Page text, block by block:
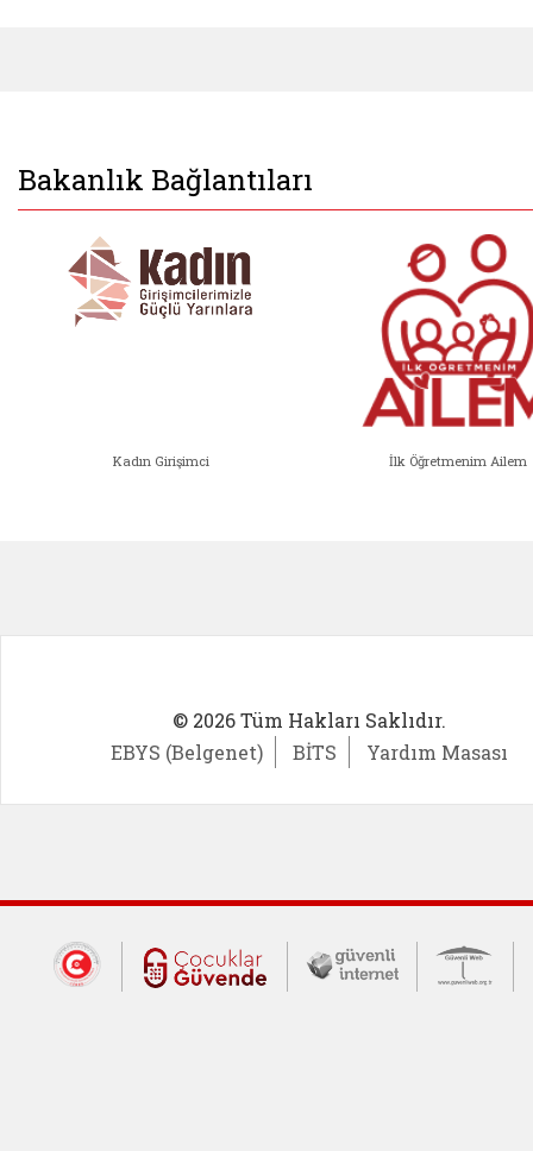
Bakanlık Bağlantıları
Kadın Girişimci İlk Öğretmenim Ailem
© 2026 Tüm Hakları Saklıdır.
EBYS (Belgenet)
BİTS Yardım Masası
Dış Bağlantılar
Cumhurbaşkanlığı İletişim Merkezi
Çocuklar Güvende (yeni
Güvenli